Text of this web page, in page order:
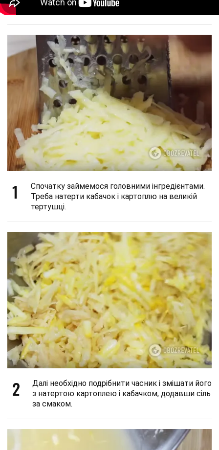
1
Спочатку займемося головними інгредієнтами.
Треба натерти кабачок і картоплю на великій
тертушці.
2
Далі необхідно подрібнити часник і змішати його
з натертою картоплею і кабачком, додавши сіль
за смаком.